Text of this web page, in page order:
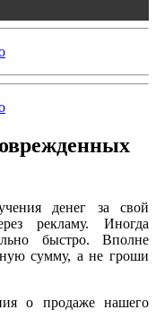
денег за свой
рекламу. Иногда
быстро. Вполне
сумму, а не гроши
о продаже нашего